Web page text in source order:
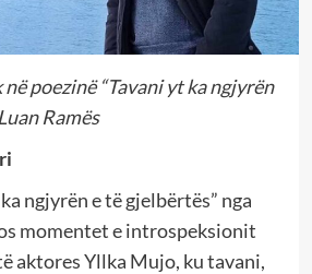
poezinë “Tavani yt ka ngjyrën
Ramës
ngjyrën e të gjelbërtës” nga
momentet e introspeksionit
aktores Yllka Mujo, ku tavani,